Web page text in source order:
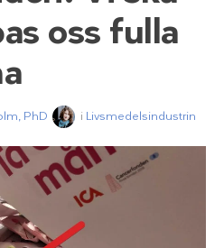
oss fulla
PhD i Livsmedelsindustrin